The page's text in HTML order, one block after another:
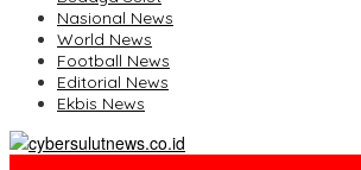
Nasional News
World News
Football News
Editorial News
Ekbis News